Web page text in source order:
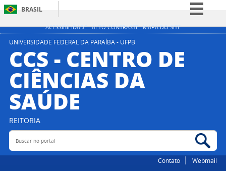
ACESSIBILIDADE ALTO CONTRASTE MAPA DO SITE
BRASIL
Simplifique!
Participe
Acesso à informação
Legislação
UNIVERSIDADE FEDERAL DA PARAÍBA - UFPB
CCS - CENTRO DE
CIÊNCIAS DA
SAÚDE
REITORIA
Buscar no portal
Contato Webmail